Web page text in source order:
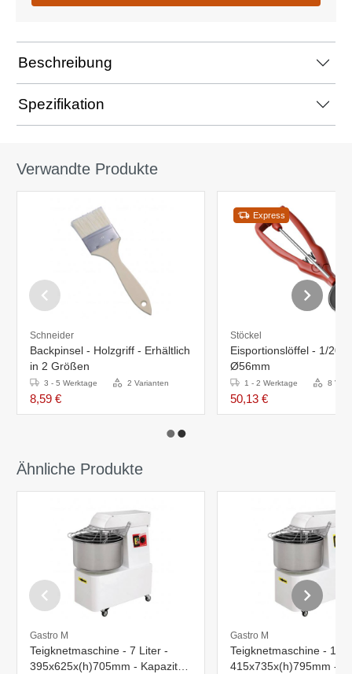
Beschreibung
Spezifikation
Verwandte Produkte
Schneider
Backpinsel - Holzgriff - Erhältlich
in 2 Größen
3 - 5 Werktage 2 Varianten
8,59 €
Express
Stöckel
Eisportionslöffel - 1/20L
Ø56mm
1 - 2 Werktage 8
50,13 €
Ähnliche Produkte
Gastro M
Teigknetmaschine - 7 Liter -
395x625x(h)705mm - Kapazität
Gastro M
Teigknetmaschine - 16
415x735x(h)795mm -